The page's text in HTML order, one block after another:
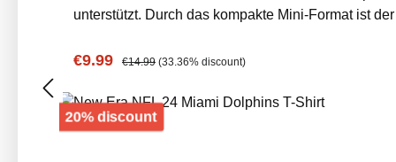
unterstützt. Durch das kompakte Mini-Format ist der Ball leicht zu werfen, zu
Oberfläche – Angenehmes Ballgefühl beim Werfen und Fangen.
Sale price:
€9.99 Regular price:
€14.99 (33.36% discount)
20% discount